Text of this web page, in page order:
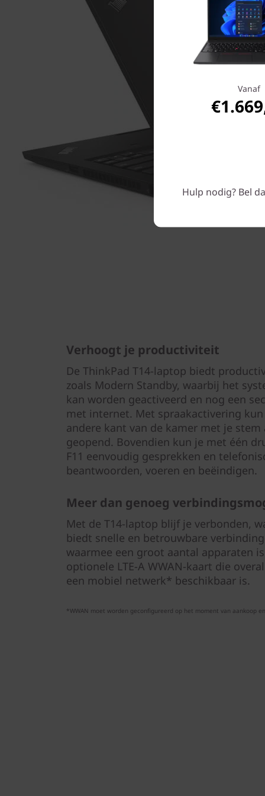
Verhoogt je productiviteit
De ThinkPad T14-laptop biedt
zoals Modern Standby, waarbij het
kan worden geactiveerd en nog een
met internet. Met spraakactivering
andere kant van de kamer met je
geopend. Bovendien kun je met één
F11 eenvoudig gesprekken en
beantwoorden, voeren en beëindigen.
Meer dan genoeg
Met de T14-laptop blijf je verbonden,
biedt snelle en betrouwbare
waarmee een groot aantal apparaten
optionele LTE-A WWAN-kaart die
een mobiel netwerk* beschikbaar is.
*WWAN moet worden geconfigureerd op het moment van aankoop
Vanaf
Hulp nodig? Bel